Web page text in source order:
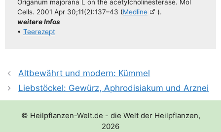
Ori­ga­num majo­ra­na L on the ace­tyl­cho­li­ne­s­ter­ase. Mol
Cells. 2001 Apr 30;11(2):137–43 (Med­li­ne
).
wei­te­re Infos
• Tee­re­zept
Altbewährt und modern: Kümmel
Liebstöckel: Gewürz, Aphrodisiakum und Arznei
© Heilpflanzen-Welt.de - die Welt der Heilpflanzen,
2026